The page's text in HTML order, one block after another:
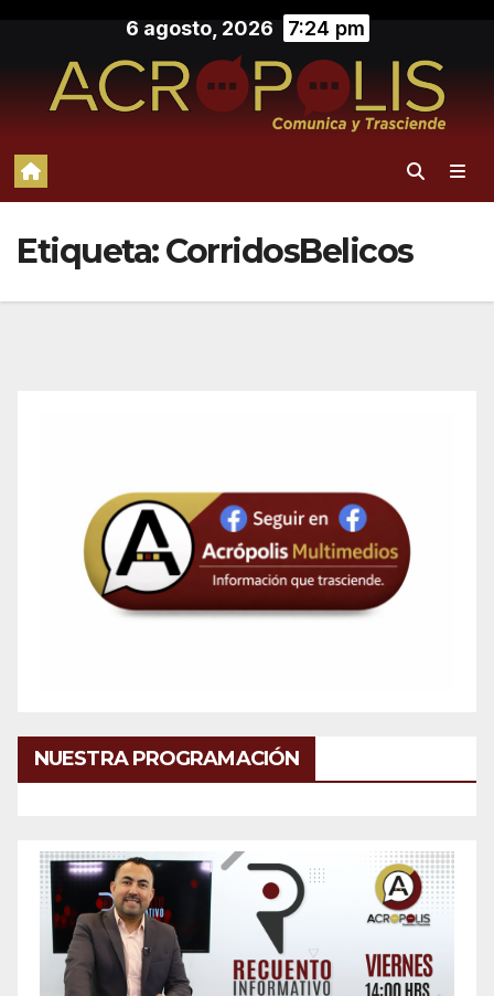
contenido
6 agosto, 2026 7:24 pm
Etiqueta:CorridosBelicos
NUESTRA PROGRAMACIÓN